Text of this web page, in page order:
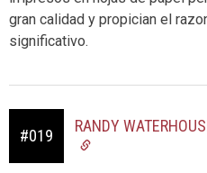
gran calidad y propician el
significativo.
#019
RANDY